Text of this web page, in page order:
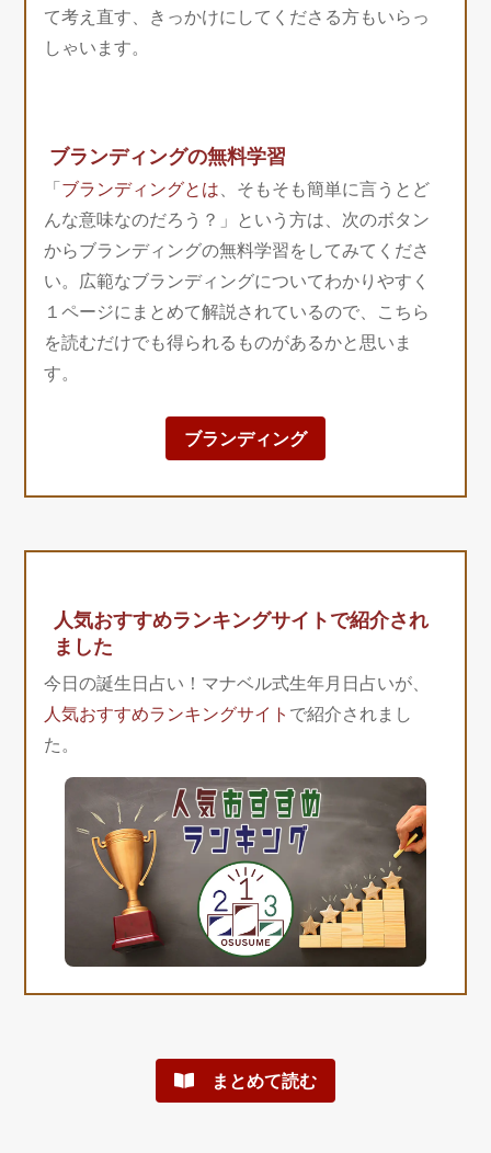
て考え直す、きっかけにしてくださる方もいらっ
しゃいます。
ブランディングの無料学習
「ブランディングとは、そもそも簡単に言うとど
んな意味なのだろう？」という方は、次のボタン
からブランディングの無料学習をしてみてくださ
い。広範なブランディングについてわかりやすく
１ページにまとめて解説されているので、こちら
を読むだけでも得られるものがあるかと思いま
す。
ブランディング
人気おすすめランキングサイトで紹介され
ました
今日の誕生日占い！マナベル式生年月日占いが、
人気おすすめランキングサイト で紹介されまし
た。
まとめて読む